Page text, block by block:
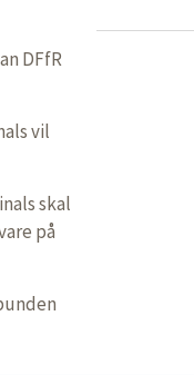
DFfR
vil
skal
på